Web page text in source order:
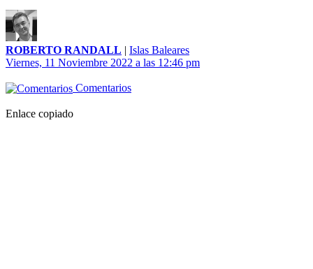
ROBERTO RANDALL | Islas Baleares
Viernes, 11 Noviembre 2022 a las 12:46 pm
Comentarios
Enlace copiado